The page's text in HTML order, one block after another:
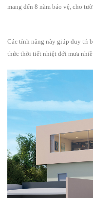
mang đến 8 năm bảo vệ, cho
Các tính năng này giúp duy trì
thức thời tiết nhiệt đới mưa